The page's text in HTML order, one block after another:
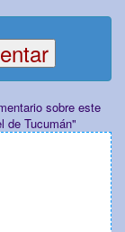
sobre este
de Tucumán"